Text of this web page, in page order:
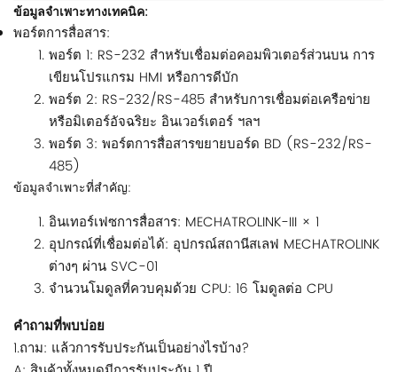
ข้อมูลจำเพาะทางเทคนิค:
พอร์ตการสื่อสาร:
พอร์ต 1: RS-232 สำหรับเชื่อมต่อคอมพิวเตอร์ส่วนบน การ
เขียนโปรแกรม HMI หรือการดีบัก
พอร์ต 2: RS-232/RS-485 สำหรับการเชื่อมต่อเครือข่าย
หรือมิเตอร์อัจฉริยะ อินเวอร์เตอร์ ฯลฯ
พอร์ต 3: พอร์ตการสื่อสารขยายบอร์ด BD (RS-232/RS-
485)
ข้อมูลจำเพาะที่สำคัญ:
อินเทอร์เฟซการสื่อสาร: MECHATROLINK-III × 1
อุปกรณ์ที่เชื่อมต่อได้: อุปกรณ์สถานีสเลฟ MECHATROLINK
ต่างๆ ผ่าน SVC-01
จำนวนโมดูลที่ควบคุมด้วย CPU: 16 โมดูลต่อ CPU
คำถามที่พบบ่อย
1.ถาม: แล้วการรับประกันเป็นอย่างไรบ้าง?